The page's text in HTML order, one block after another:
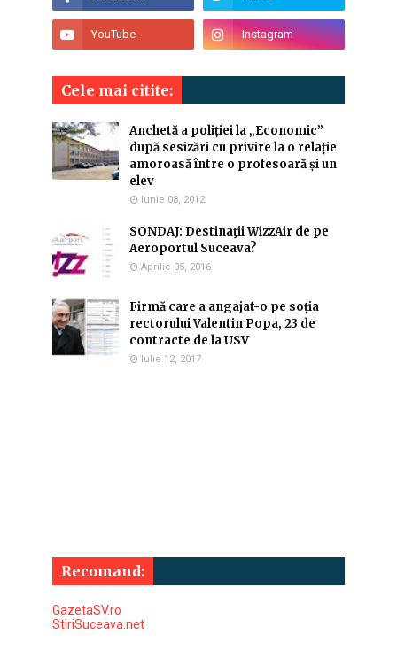
Cele mai citite:
Anchetă a poliției la „Economic”
după sesizări cu privire la o relație
amoroasă între o profesoară și un
elev
Iunie 08, 2012
SONDAJ: Destinaţii WizzAir de pe
Aeroportul Suceava?
Aprilie 05, 2016
Firmă care a angajat-o pe soția
rectorului Valentin Popa, 23 de
contracte de la USV
Iulie 12, 2017
Recomand:
GazetaSV.ro
StiriSuceava.net